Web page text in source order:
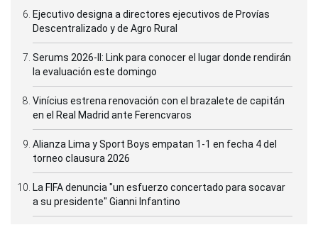
Ejecutivo designa a directores ejecutivos de Provías
Descentralizado y de Agro Rural
Serums 2026-II: Link para conocer el lugar donde rendirán
la evaluación este domingo
Vinícius estrena renovación con el brazalete de capitán
en el Real Madrid ante Ferencvaros
Alianza Lima y Sport Boys empatan 1-1 en fecha 4 del
torneo clausura 2026
La FIFA denuncia "un esfuerzo concertado para socavar
a su presidente" Gianni Infantino